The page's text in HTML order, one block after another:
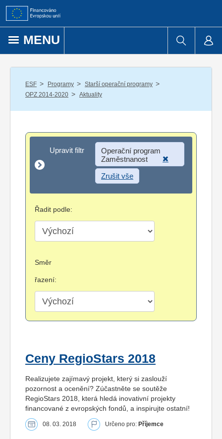
Přejít k obsahu
MENU
ESF / Programy / Starší operační programy /
OPZ 2014-2020 / Aktuality
Upravit filtr
Upravit filtr
Operační program
Zaměstnanost
Zrušit vše
Řadit podle:
Směr
řazení:
Ceny RegioStars 2018
Realizujete zajímavý projekt, který si zaslouží
pozornost a ocenění? Zúčastněte se soutěže
RegioStars 2018, která hledá inovativní projekty
financované z evropských fondů, a inspirujte ostatní!
08. 03. 2018 Určeno pro: Příjemce